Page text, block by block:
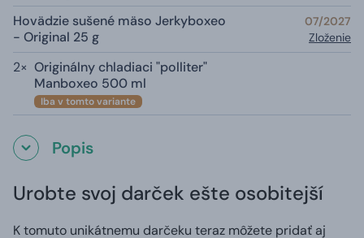
Hovädzie sušené mäso Jerkyboxeo
- Original 25 g
07/2027
Zloženie
2× Originálny chladiaci "polliter"
Manboxeo 500 ml
Iba v tomto variante
Popis
Urobte svoj darček ešte osobitejší
K tomuto unikátnemu darčeku teraz môžete pridať aj